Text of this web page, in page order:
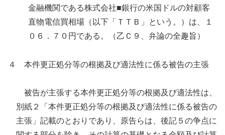
金融機関である株式会社■銀行の米国ドルの対顧客
直物電信買相場（以下「ＴＴＢ」という。）は、１
０６．７０円である。（乙Ｃ９、弁論の全趣旨）
４ 本件更正処分等の根拠及び適法性に係る被告の主張
被告が主張する本件更正処分等の根拠及び適法性は、
別紙２「本件更正処分等の根拠及び適法性に係る被告の
主張」記載のとおりであり、原告らは、後記５の争点に